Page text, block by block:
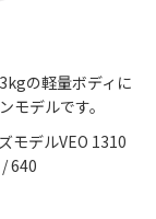
の軽量ボディに
モデルです。
モデルVEO 1310
640